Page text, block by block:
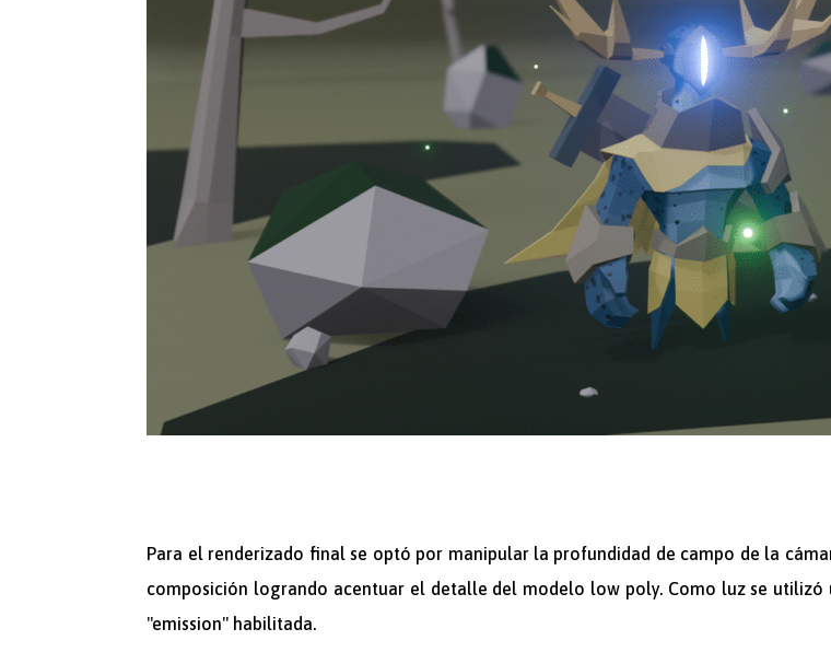
Para el renderizado final se optó por manipular la profundidad de campo de la
composición logrando acentuar el detalle del modelo low poly. Como luz se
"emission" habilitada.